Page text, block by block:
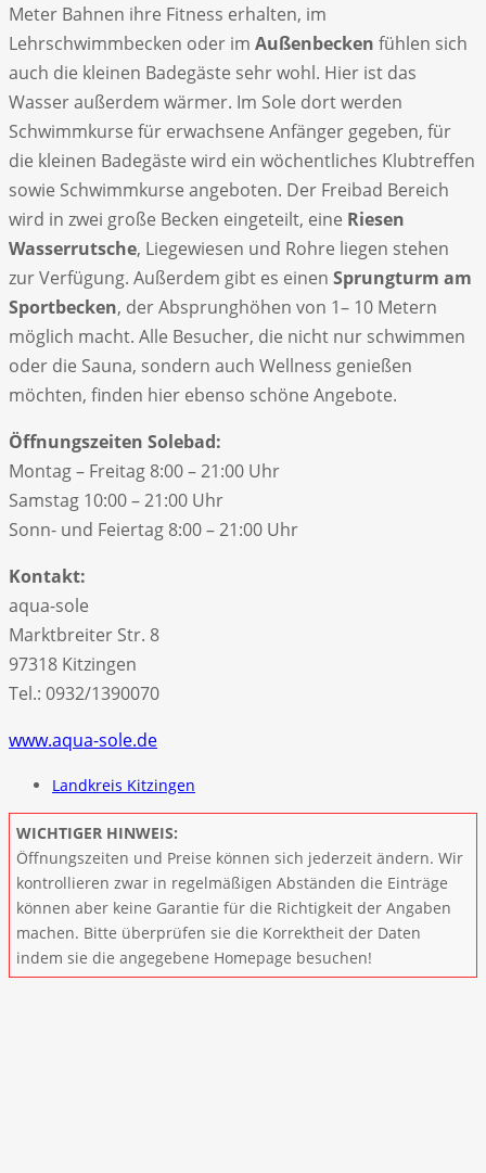
Meter Bahnen ihre Fitness erhalten, im
Lehrschwimmbecken oder im Außenbecken fühlen sich
auch die kleinen Badegäste sehr wohl. Hier ist das
Wasser außerdem wärmer. Im Sole dort werden
Schwimmkurse für erwachsene Anfänger gegeben, für
die kleinen Badegäste wird ein wöchentliches Klubtreffen
sowie Schwimmkurse angeboten. Der Freibad Bereich
wird in zwei große Becken eingeteilt, eine Riesen
Wasserrutsche, Liegewiesen und Rohre liegen stehen
zur Verfügung. Außerdem gibt es einen Sprungturm am
Sportbecken, der Absprunghöhen von 1– 10 Metern
möglich macht. Alle Besucher, die nicht nur schwimmen
oder die Sauna, sondern auch Wellness genießen
möchten, finden hier ebenso schöne Angebote.
Öffnungszeiten Solebad:
Montag – Freitag 8:00 – 21:00 Uhr
Samstag 10:00 – 21:00 Uhr
Sonn- und Feiertag 8:00 – 21:00 Uhr
Kontakt:
aqua-sole
Marktbreiter Str. 8
97318 Kitzingen
Tel.: 0932/1390070
www.aqua-sole.de
Landkreis Kitzingen
WICHTIGER HINWEIS:
Öffnungszeiten und Preise können sich jederzeit ändern. Wir
kontrollieren zwar in regelmäßigen Abständen die Einträge
können aber keine Garantie für die Richtigkeit der Angaben
machen. Bitte überprüfen sie die Korrektheit der Daten
indem sie die angegebene Homepage besuchen!